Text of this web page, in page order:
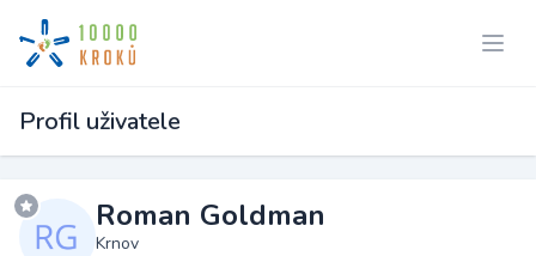
Profil uživatele
Roman Goldman
Krnov